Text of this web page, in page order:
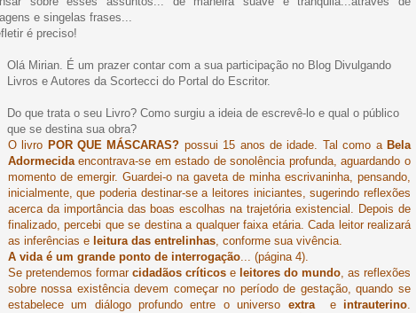
e singelas frases...
é preciso!
Olá Mirian. É um prazer contar com a sua participação no Blog Divulgando
Livros e Autores da Scortecci do Portal do Escritor.
Do que trata o seu Livro? Como surgiu a ideia de escrevê-lo e qual o público
que se destina sua obra?
O livro POR QUE MÁSCARAS? possui 15 anos de idade. Tal como a Bela
Adormecidaencontrava-se em estado de sonolência profunda, aguardando o
momento de emergir. Guardei-o na gaveta de minha escrivaninha, pensando,
inicialmente, que poderia destinar-se a leitores iniciantes, sugerindo reflexões
acerca da importância das boas escolhas na trajetória existencial. Depois de
finalizado, percebi que se destina a qualquer faixa etária. Cada leitor realizará
as inferências e leitura das entrelinhas, conforme sua vivência.
A vida é um grande ponto de interrogação... (página 4).
Se pretendemos formar cidadãos críticose leitores do mundo, as reflexões
sobre nossa existência devem começar no período de gestação, quando se
estabelece um diálogo profundo entre o universo extrae intrauterino.